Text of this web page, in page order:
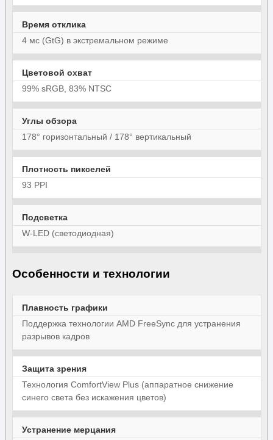
Время отклика
4 мс (GtG) в экстремальном режиме
Цветовой охват
99% sRGB, 83% NTSC
Углы обзора
178° горизонтальный / 178° вертикальный
Плотность пикселей
93 PPI
Подсветка
W-LED (светодиодная)
Особенности и технологии
Плавность графики
Поддержка технологии AMD FreeSync для устранения
разрывов кадров
Защита зрения
Технология ComfortView Plus (аппаратное снижение
синего света без искажения цветов)
Устранение мерцания